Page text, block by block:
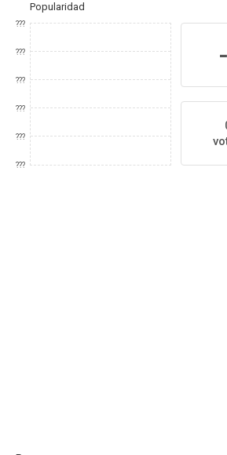
Popularidad
???
???
???
???
???
???